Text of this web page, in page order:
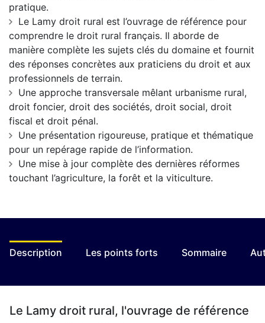
pratique.
Le Lamy droit rural est l’ouvrage de référence pour
comprendre le droit rural français. Il aborde de
manière complète les sujets clés du domaine et fournit
des réponses concrètes aux praticiens du droit et aux
professionnels de terrain.
Une approche transversale mêlant urbanisme rural,
droit foncier, droit des sociétés, droit social, droit
fiscal et droit pénal.
Une présentation rigoureuse, pratique et thématique
pour un repérage rapide de l’information.
Une mise à jour complète des dernières réformes
touchant l’agriculture, la forêt et la viticulture.
Description Les points forts Sommaire
Le Lamy droit rural, l'ouvrage de référence